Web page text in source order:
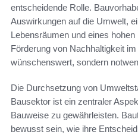
entscheidende Rolle.
Auswirkungen auf die Umwelt,
Lebensräumen und eines
Förderung von Nachhaltigkeit
wünschenswert, sondern
Die Durchsetzung von
Bausektor ist ein zentraler
Bauweise zu gewährleisten.
bewusst sein, wie ihre